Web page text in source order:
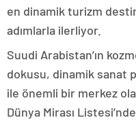
en dinamik turizm
adımlarla ilerliyor.
Suudi Arabistan’ın
dokusu, dinamik sanat
ile önemli bir merkez
Dünya Mirası